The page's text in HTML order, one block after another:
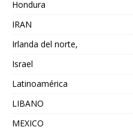
Hondura
IRAN
Irlanda del norte,
Israel
Latinoamérica
LIBANO
MEXICO